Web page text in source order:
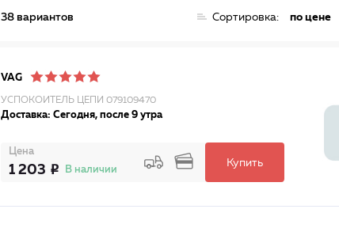
38 вариантов Сортировка: по цене
VAG
УСПОКОИТЕЛЬ ЦЕПИ 079109470
Доставка: Сегодня, после 9 утра
Цена
1 203 В наличии
Купить